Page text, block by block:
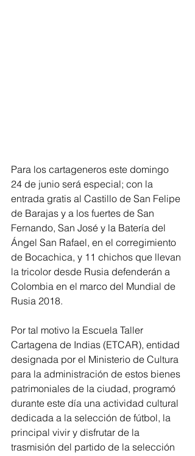
Para los cartageneros este domingo
24 de junio será especial; con la
entrada gratis al Castillo de San Felipe
de Barajas y a los fuertes de San
Fernando, San José y la Batería del
Ángel San Rafael, en el corregimiento
de Bocachica, y 11 chichos que llevan
la tricolor desde Rusia defenderán a
Colombia en el marco del Mundial de
Rusia 2018.
Por tal motivo la Escuela Taller
Cartagena de Indias (ETCAR), entidad
designada por el Ministerio de Cultura
para la administración de estos bienes
patrimoniales de la ciudad, programó
durante este día una actividad cultural
dedicada a la selección de fútbol, la
principal vivir y disfrutar de la
trasmisión del partido de la selección